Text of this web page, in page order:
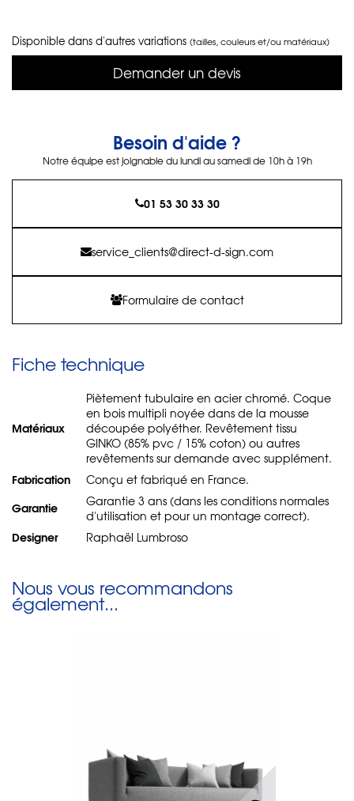
Disponible dans d'autres variations (tailles, couleurs et/ou matériaux)
Demander un devis
Besoin d'aide ?
Notre équipe est joignable du lundi au samedi de 10h à 19h
01 53 30 33 30
service_clients@direct-d-sign.com
Formulaire de contact
Fiche technique
Matériaux
Piètement tubulaire en acier chromé. Coque
en bois multipli noyée dans de la mousse
découpée polyéther. Revêtement tissu
GINKO (85% pvc / 15% coton) ou autres
revêtements sur demande avec supplément.
Fabrication Conçu et fabriqué en France.
Garantie
Garantie 3 ans (dans les conditions normales
d'utilisation et pour un montage correct).
Designer Raphaël Lumbroso
Nous vous recommandons
également...